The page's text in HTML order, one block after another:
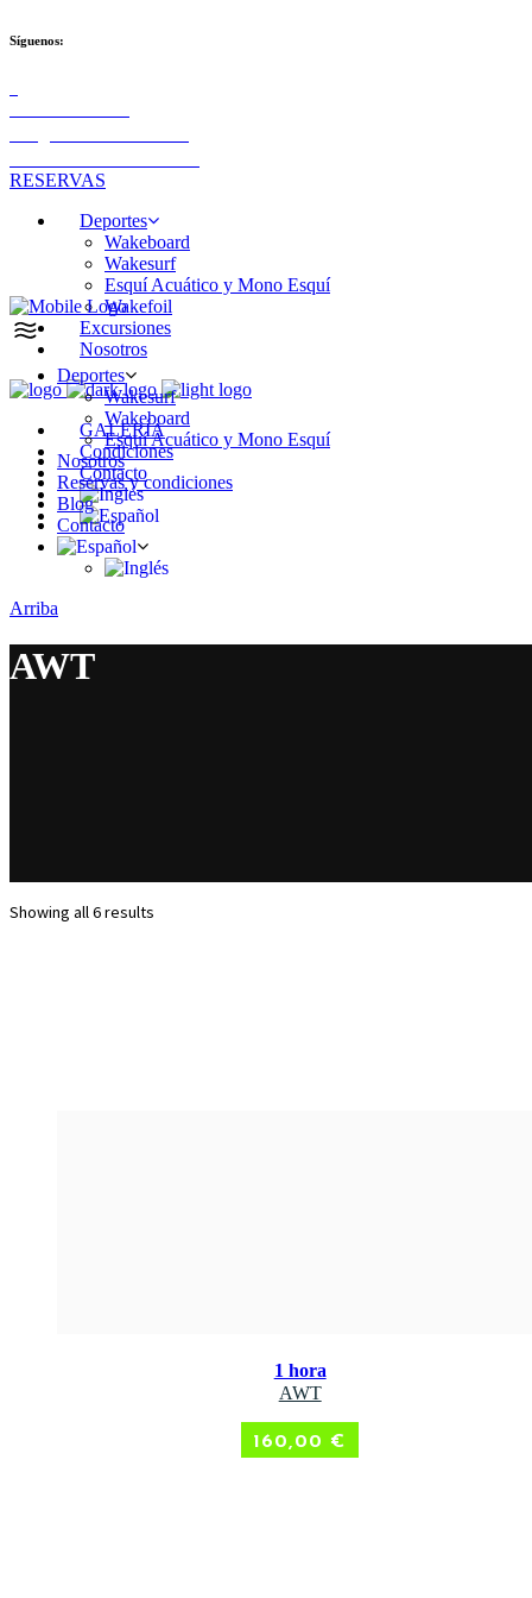
Síguenos:
RESERVAS
Deportes
Wakeboard
Wakesurf
Esquí Acuático y Mono Esquí
Wakefoil
Excursiones
Nosotros
GALERÍA
Condiciones
Contacto
Deportes
Wakesurf
Wakeboard
Esquí Acuático y Mono Esquí
Nosotros
Reservas y condiciones
Blog
Contacto
Arriba
AWT
Showing all 6 results
ADD TO CART
1 hora
AWT
160,00 €